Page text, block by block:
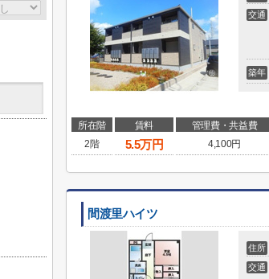
交通
築年
所在階 賃料 管理費・共益費
2階
5.5万円 4,100円
間渡里ハイツ
住所
交通